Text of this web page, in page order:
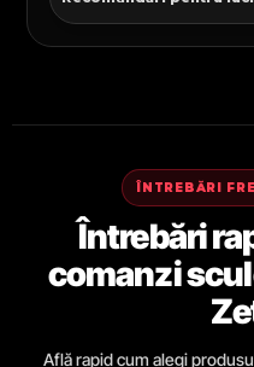
ÎNTREBĂRI
Întrebări
comanzi
Află rapid cum alegi